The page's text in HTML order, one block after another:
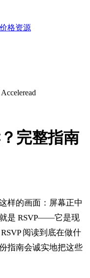
价格资源
完整指南
样的画面：屏幕正中
是 RSVP——它是现
阅读到底在做什
指南会诚实地把这些